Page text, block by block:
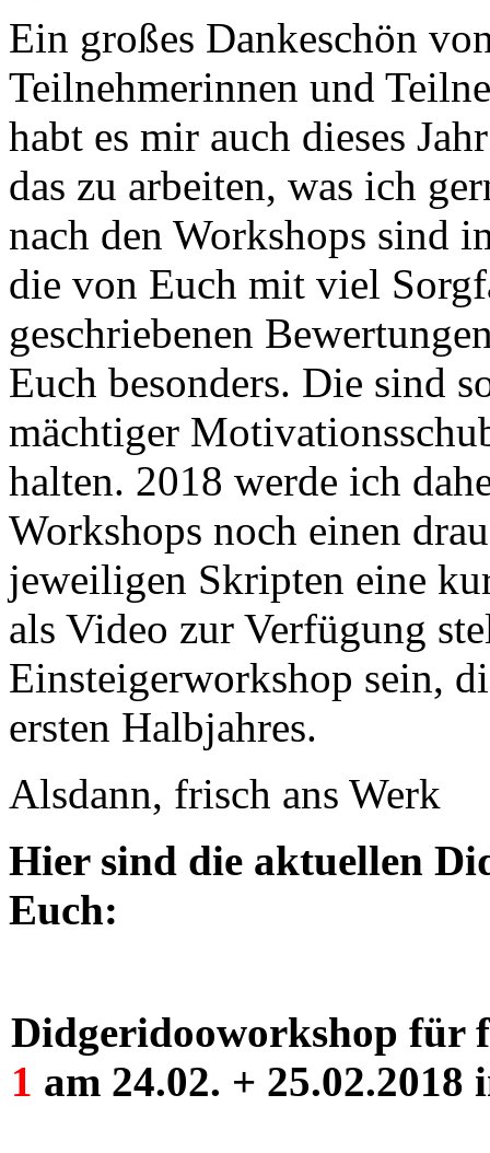
Ein großes Dankeschön
Teilnehmerinnen und
habt es mir auch dieses
das zu arbeiten, was ich
nach den Workshops sind
die von Euch mit viel
geschriebenen
Euch besonders. Die sind
mächtiger
halten. 2018 werde ich
Workshops noch einen
jeweiligen Skripten eine
als Video zur Verfügung
Einsteigerworkshop sein,
ersten Halbjahres.
Alsdann, frisch ans Werk
Hier sind die aktuellen
Euch:
Didgeridooworkshop für
1 am 24.02. +